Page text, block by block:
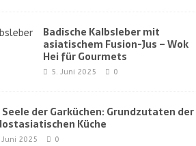
Badische Kalbsleber mit
asiatischem Fusion-Jus – Wok
Hei für Gourmets
5. Juni 2025 0
Seele der Garküchen: Grundzutaten der
Küche
Juni 2025 0